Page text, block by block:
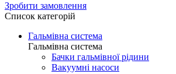
Зробити замовлення
Список категорій
Гальмівна система
Гальмівна система
Бачки гальмівної рідини
Вакуумні насоси